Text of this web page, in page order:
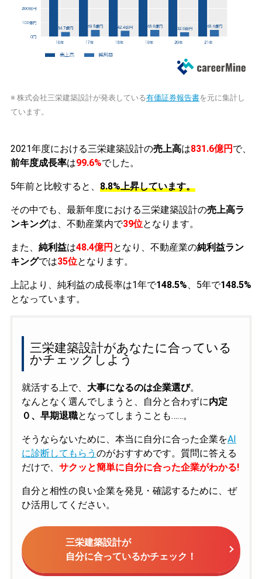
※ 株式会社三栄建築設計が発表している有価証券報告書を元に集計し
ています。
2021年度における三栄建築設計の売上高は831.6億円 で、
前年度成長率は99.6%でした。
5年前と比較すると、 8.8%上昇しています。
その中でも、最新年度における三栄建築設計の売上高ラ
ンキングは、不動産業内で39位となります。
また、 純利益は48.4億円 となり、不動産業の純利益ラン
キングでは35位となります。
上記より、純利益の成長率は1年で148.5%、5年で148.5%
となっています。
三栄建築設計があなたに合っている
かチェックしよう
就活する上で、 大事になるのは企業選び。
なんとなく選んでしまうと、自分と合わずに内定
０、早期退職となってしまうことも……。
そうならないために、本当に自分に合った企業をAI
に診断してもらう のがおすすめです。質問に答える
だけで、 サクッと簡単に自分に合った企業がわかる!
自分と相性の良い企業を発見・確認するために、ぜ
ひ活用してください。
三栄建築設計が
自分に合っているかチェック！